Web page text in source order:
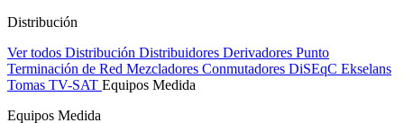
Distribución
Ver todos Distribución Distribuidores Derivadores Punto
Terminación de Red Mezcladores Conmutadores DiSEqC Ekselans
Tomas TV-SAT Equipos Medida
Equipos Medida